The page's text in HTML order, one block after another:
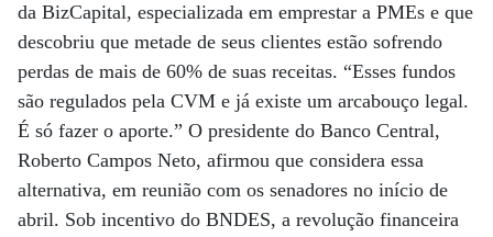
da BizCapital, especializada em emprestar a PMEs e que
descobriu que metade de seus clientes estão sofrendo
perdas de mais de 60% de suas receitas. “Esses fundos
são regulados pela CVM e já existe um arcabouço legal.
É só fazer o aporte.” O presidente do Banco Central,
Roberto Campos Neto, afirmou que considera essa
alternativa, em reunião com os senadores no início de
abril. Sob incentivo do BNDES, a revolução financeira